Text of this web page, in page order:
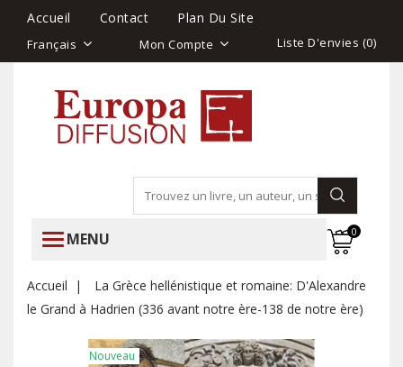
Accueil Contact Plan Du Site
Français Mon Compte Liste D'envies (0)
MENU 0
Accueil
La Grèce hellénistique et romaine: D'Alexandre
le Grand à Hadrien (336 avant notre ère-138 de notre ère)
Nouveau